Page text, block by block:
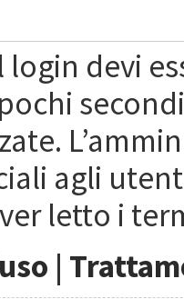
login devi
agli
letto i
|